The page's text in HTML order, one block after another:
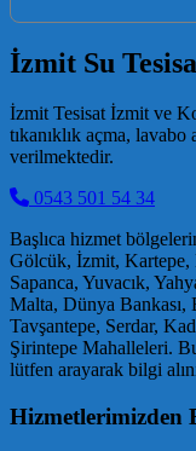
İzmit Su
İzmit Tesisat İzmit ve
tıkanıklık açma,
verilmektedir.
0543 501 54 34
Başlıca hizmet
Gölcük, İzmit,
Sapanca, Yuvacık,
Malta, Dünya Bankası,
Tavşantepe, Serdar,
Şirintepe Mahalleleri.
lütfen arayarak bilgi
Hizmetlerimizden